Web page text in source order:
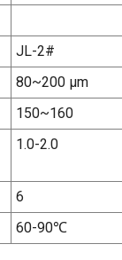
JL-2#
80~200 µm
150~160
1.0-2.0
6
60-90℃